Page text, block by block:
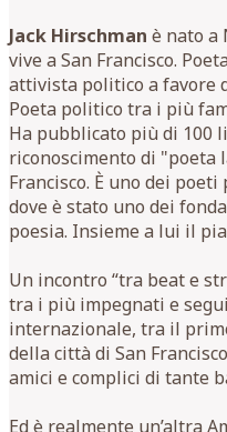
Jack Hirschman è nato a
vive a San Francisco.
attivista politico a favore
Poeta politico tra i più
Ha pubblicato più di 100
riconoscimento di "poeta
Francisco. È uno dei
dove è stato uno dei
poesia. Insieme a lui il
Un incontro “tra beat e
tra i più impegnati e
internazionale, tra il
della città di San
amici e complici di tante
Ed è realmente un’altra